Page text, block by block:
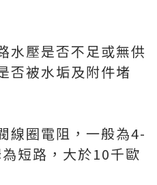
水壓是否不足或無供
否被水垢及附件堵
線圈電阻，一般為4-
短路，大於10千歐